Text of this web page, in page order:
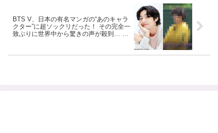
BTS V、日本の有名マンガの“あのキャラ
クター”に超ソックリだった！ その完全一
致ぶりに世界中から驚きの声が殺到… ま
るファン続出